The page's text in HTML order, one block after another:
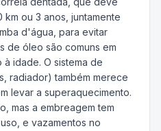
ou 3 anos, juntamente
d'água, para evitar
de óleo são comuns em
idade. O sistema de
radiador) também merece
levar a superaquecimento.
mas a embreagem tem
e vazamentos no